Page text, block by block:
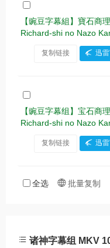
【豌豆字幕組】寶石商
Richard-shi no Nazo
复制链接 迅
【豌豆字幕组】宝石商
Richard-shi no Nazo
复制链接 迅
全选 批量复制
诸神字幕组 MKV